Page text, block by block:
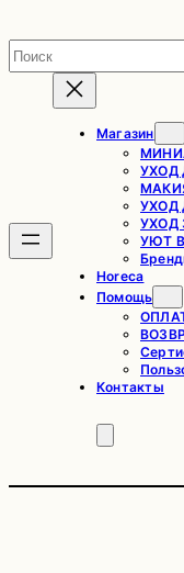
содержимому
Поиск
Магазин
УХОД
УХОД
УХОД
УЮТ
Horeca
Помощь
Контакты